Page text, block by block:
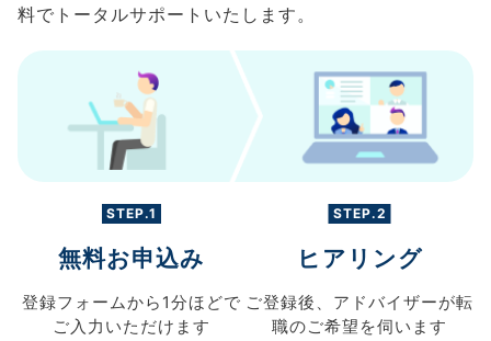
料でトータルサポートいたします。
STEP.1
無料お申込み
登録フォームから 1分ほどで
ご入力 いただけます
STEP.2
ヒアリング
ご登録後、 アドバイザーが転
職のご希望を伺います